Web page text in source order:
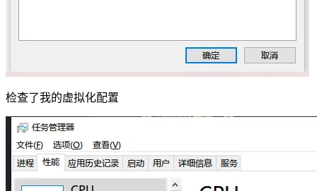
检查了我的虚拟化配置